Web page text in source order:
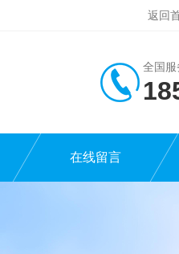
返回
全国服
在线留言